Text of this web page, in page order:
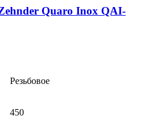
Quaro Inox QAI-
Резьбовое
450